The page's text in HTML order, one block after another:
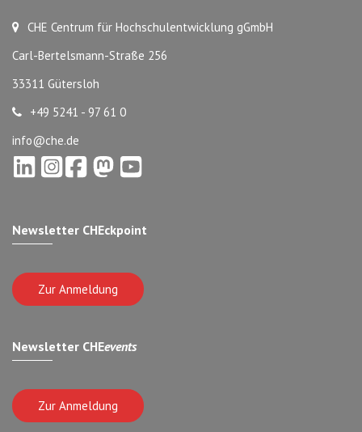
CHE Centrum für Hochschulentwicklung gGmbH
Carl-Bertelsmann-Straße 256
33311 Gütersloh
+49 5241 - 97 61 0
info@che.de
Newsletter CHEckpoint
Zur Anmeldung
Newsletter CHEevents
Zur Anmeldung